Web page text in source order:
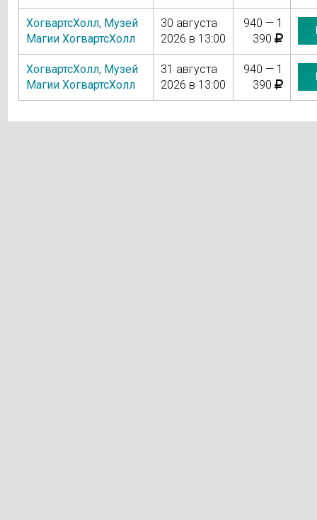
ХогвартсХолл, Музей
Магии ХогвартсХолл
30 августа
2026 в 13:00
940 — 1
390
ХогвартсХолл, Музей
Магии ХогвартсХолл
31 августа
2026 в 13:00
940 — 1
390